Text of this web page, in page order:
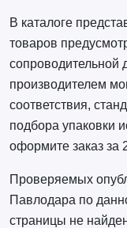
В каталоге
товаров
сопроводительной
производителем
соответствия,
подбора упаковки
оформите заказ за
Проверяемых
Павлодара по
страницы не